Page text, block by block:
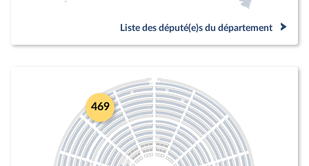
Liste des député(e)s du département
469